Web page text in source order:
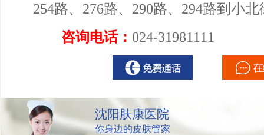
254路、276路、290路、294路到小
咨询电话： 024-31981111
沈阳肤康医院
你身边的皮肤管家